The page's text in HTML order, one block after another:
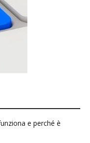
e perché è